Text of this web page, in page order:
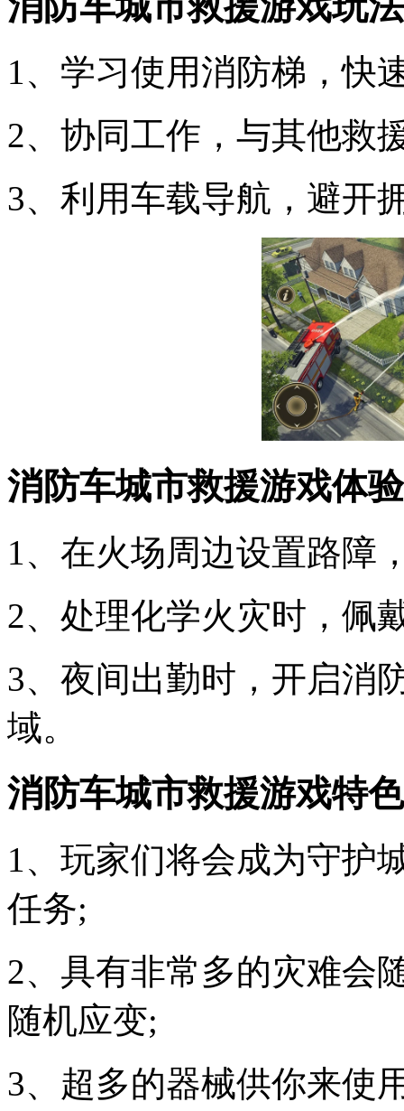
1、学习使用消防梯，快
2、协同工作，与其他救
3、利用车载导航，避开
消防车城市救援游戏体
1、在火场周边设置路障
2、处理化学火灾时，佩
3、夜间出勤时，开启消
域。
消防车城市救援游戏特
1、玩家们将会成为守护
任务;
2、具有非常多的灾难会
随机应变;
3、超多的器械供你来使